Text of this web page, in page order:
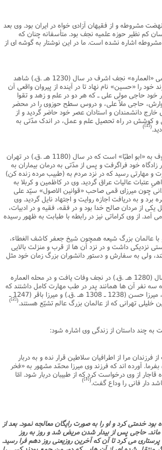
تربیت تبلیغی
فصل نامه تربیت تبلیغی
مطالعات معنوی
مطالعات معنوی
فصل نامه مطالعات معنوی
مطالعات معنوی
فصل‌نامه مطالعات معنوی
مطالعات معنوی
مشروطه و از فقیهان آزادى خواه در ایران بود. وى بعد
کم نظیر حوزه علمیه نجف بود. متأسفانه چنان که
اشاره نشده است. ما در این نوشتار به گوشه اى از
خانه علم و تقواى حاج میرزا خلیلى، پزشک نامدار شیعه در محلّه قدیمى «العماره» نجف اشرف در سال (1230 هـ .ق.) شاهد
خود را «حسین» نام نهاد تا در آینده از پیروان واقعى آن
خود حاجى مولى على ـ که هر دو در علم و زهد و تقوا
حاجى ملاّ على، و دروس سطح حوزوى را در محضر
دانشمندان و استادان عصر خود حاضر گردید و از
و کوشش در راه تحصیل علم و عمل، در اندک مدّتى به
(
[1]
)
پدر شیخ حسین خلیلى میرزا خلیل فرزند على رازى تهرانى نجفى معروف به «ابو اطبّا» است که در سال (1180 هـ .ق.) در تهران
خود فراگرفت و پس از مدّتى به درمان بیماران به
مهارتى رسید که در نزد مردم به (طبیب مرده زنده کن)
عتبات عالیات عراق گردید. وى در کاظمین و کربلا به
چون میرزاى قمى صاحب «قوانین الاصول» سیّد على
و به دریافت اجازه روایت و اجتهاد نایل گردید. وى
از مردان صالح خدا بود و در فقه، فقیه و در ادبیات،
از وى کراماتى نیز در رابطه با طبابت به ظهور رسیده
و با عالمان بزرگ شیعه همچون شیخ جعفر کاشف الغطاء،
نزدیکى داشت و در نزد آن ها از قرب و منزلت بالایى
ولى به سفارش و دستور دانشوران بزرگ زمان خود مثل
سرانجام این طبیب نامدار و دانشمند، جدّ خاندان مشهور خلیلى در سال (1280 هـ .ق.) در نجف وفات یافت و در محله العماره
نفر آن ها همانند پدر در طب مهارت کامل داشتند که
عبارتند از: میرزا محمّد، مشهور به فخر الاطباء (متوفّاى 1283 هـ .ق.)، میرزا حسن (1238 ـ 1308 هـ .ق.) و میرزا باقر (1247 ـ
(
[2]
)
چند داستان از زندگى وى اشاره شود:
مرا از اطرافیان سلاطین قرار نده و به دربار
آورده اند که فرزند وى میرزا محمّد مشهور به «فخر
از وى درخواست کرد که از طبیبان دربار شود. امّا
دار فانى را وداع گفت.(
[3]
)
خدمتى کرد و او را به صورت رایگان معالجه نمود. بعد از
ماند. حاجى پس از بیدار شدن مریض شد و روز به روز
مى کرد تا آن که آخرین روزیعنى روز دهم فرا رسید.